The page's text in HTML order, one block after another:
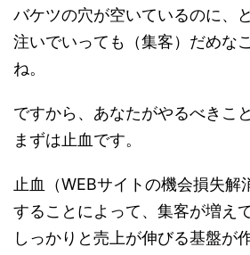
バケツの穴が空いているのに、
注いでいっても（集客）だめな
ね。
ですから、あなたがやるべきこと
まずは止血です。
止血（WEBサイトの機会損失解
することによって、集客が増え
しっかりと売上が伸びる基盤が